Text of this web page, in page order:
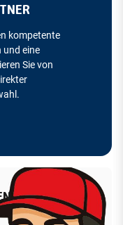
kompetente
und eine
Sie von